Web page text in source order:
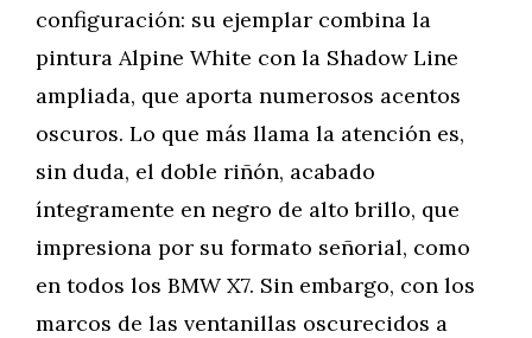
configuración: su ejemplar combina la
pintura Alpine White con la Shadow Line
ampliada, que aporta numerosos acentos
oscuros. Lo que más llama la atención es,
sin duda, el doble riñón, acabado
íntegramente en negro de alto brillo, que
impresiona por su formato señorial, como
en todos los BMW X7. Sin embargo, con los
marcos de las ventanillas oscurecidos a